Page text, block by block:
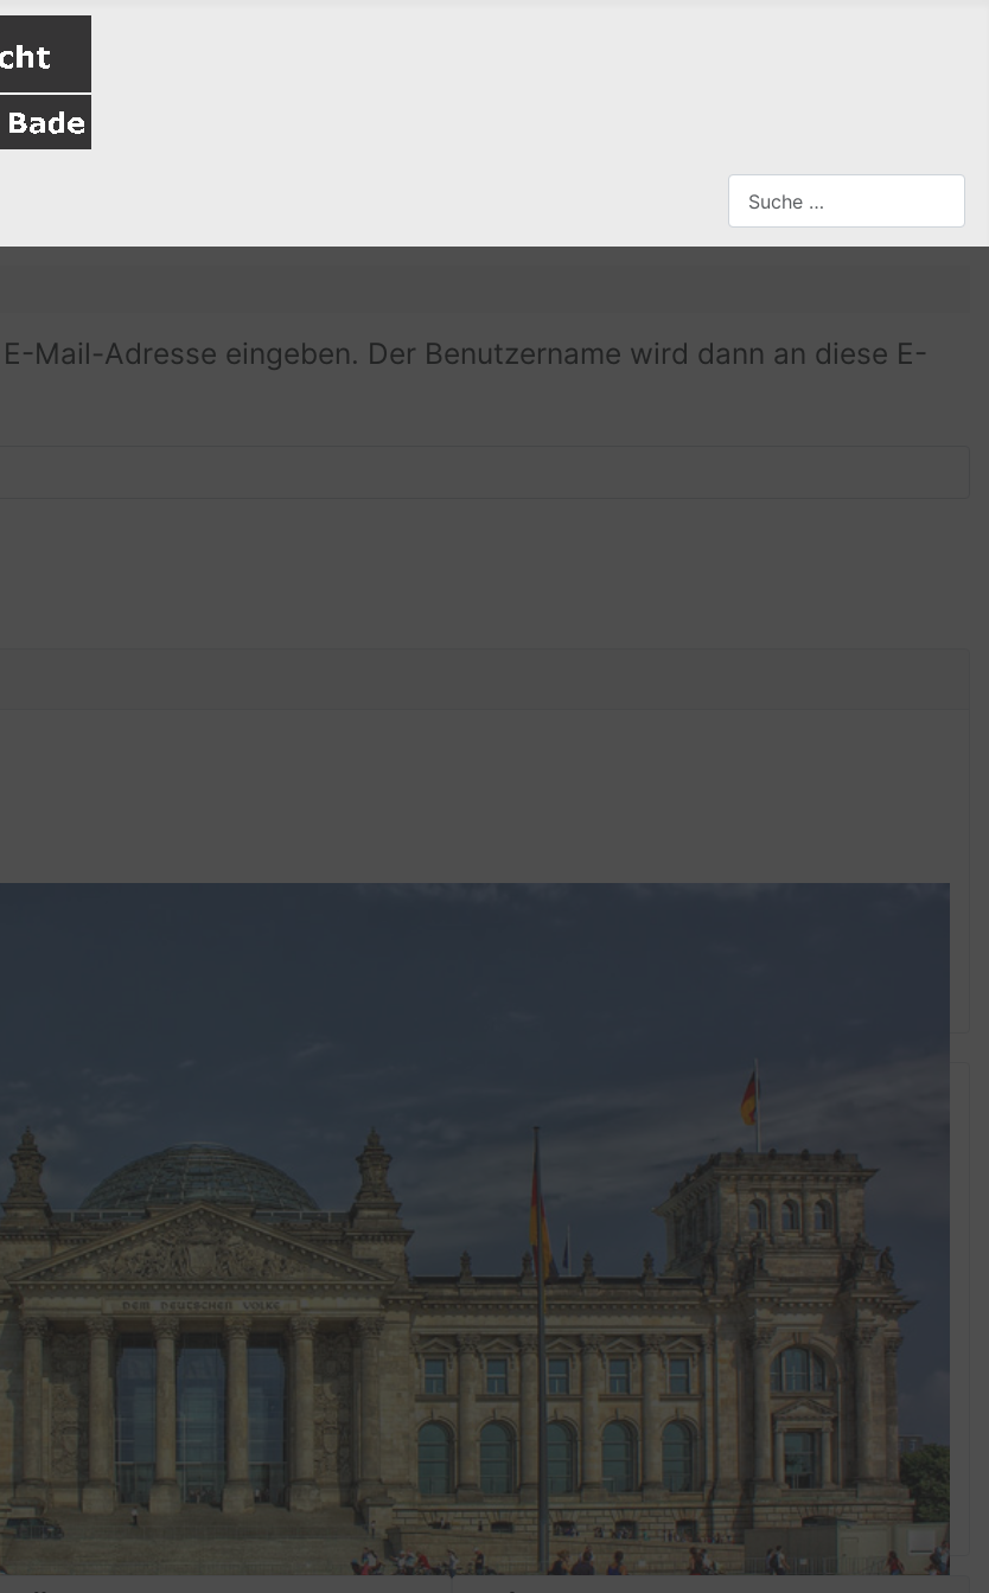
Type 2 or more characters
Mail-Adresse eingeben. Der Benutzername wird dann an diese E-